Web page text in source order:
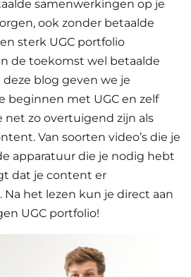
samenwerkingen op je
ook zonder betaalde
sterk UGC portfolio
de toekomst wel betaalde
blog geven we je
beginnen met UGC en zelf
net zo overtuigend zijn als
Van soorten video’s die je
apparatuur die je nodig hebt
dat je content er
Na het lezen kun je direct aan
UGC portfolio!